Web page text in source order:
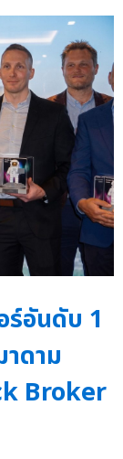
อันดับ 1
ดาม
Broker